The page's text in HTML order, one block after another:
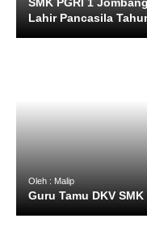
Lahir Pancasila
Oleh : Malip
Guru Tamu DKV